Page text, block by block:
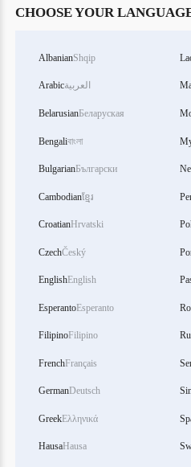
CHOOSE YOUR
AlbanianShqip
Arabicالعربية
BelarusianБеларуская
Bengaliবাংলা
BulgarianБългарски
Cambodianខ្មែរ
CroatianHrvatski
CzechČeský
EnglishEnglish
EsperantoEsperanto
FilipinoFilipino
FrenchFrançais
GermanDeutsch
GreekΕλληνικά
HausaHausa